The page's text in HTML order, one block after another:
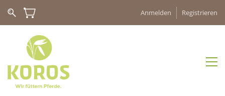
Anmelden Registrieren